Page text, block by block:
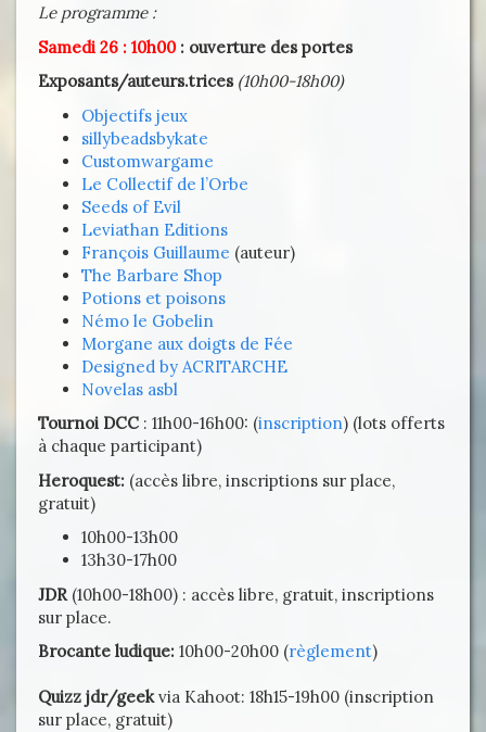
Le programme :
Samedi 26 : 10h00: ouverture des portes
Exposants/auteurs.trices (10h00-18h00)
Objectifs jeux
sillybeadsbykate
Customwargame
Le Collectif de l’Orbe
Seeds of Evil
Leviathan Editions
François Guillaume (auteur)
The Barbare Shop
Potions et poisons
Némo le Gobelin
Morgane aux doigts de Fée
Designed by ACRITARCHE
Novelas asbl
Tournoi DCC : 11h00-16h00: (inscription) (lots offerts
à chaque participant)
Heroquest: (accès libre, inscriptions sur place,
gratuit)
10h00-13h00
13h30-17h00
JDR(10h00-18h00) : accès libre, gratuit, inscriptions
sur place.
Brocante ludique: 10h00-20h00 (règlement)
Quizz jdr/geekvia Kahoot: 18h15-19h00 (inscription
sur place, gratuit)